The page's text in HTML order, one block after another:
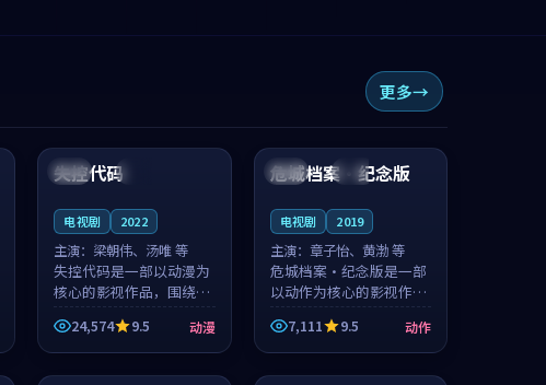
更多
英国
99:28
失控代码
电视剧 2022
主演： 梁朝伟、汤唯 等
失控代码是一部以动漫为
核心的影视作品，围绕危
机、反转与人物成长展
开，整体节奏紧凑，值得
推荐观看。
24,574 9.5 动漫
中国 完结
93:45
危城档案·纪念版
电视剧 2019
主演： 章子怡、黄渤 等
危城档案·纪念版是一部
以动作为核心的影视作
品，围绕危机、反转与人
物成长展开，整体节奏紧
凑，值得推荐观看。
7,111 9.5 动作
99:57 99:46